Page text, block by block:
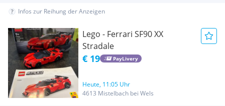
Infos zur Reihung der Anzeigen
Lego - Ferrari SF90 XX
Stradale
€ 19 PayLivery
Heute, 11:05 Uhr
4613 Mistelbach bei Wels